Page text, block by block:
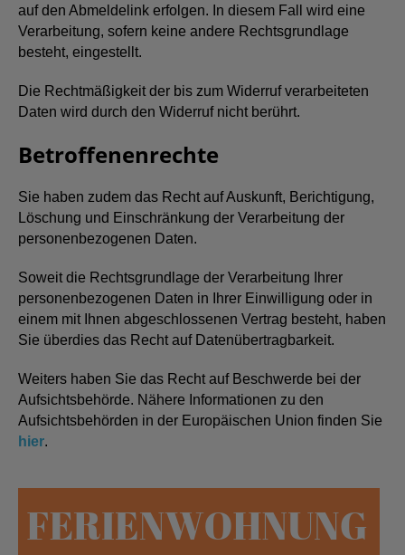
auf den Abmeldelink erfolgen. In diesem Fall wird eine
Verarbeitung, sofern keine andere Rechtsgrundlage
besteht, eingestellt.
Die Rechtmäßigkeit der bis zum Widerruf verarbeiteten
Daten wird durch den Widerruf nicht berührt.
Betroffenenrechte
Sie haben zudem das Recht auf Auskunft, Berichtigung,
Löschung und Einschränkung der Verarbeitung der
personenbezogenen Daten.
Soweit die Rechtsgrundlage der Verarbeitung Ihrer
personenbezogenen Daten in Ihrer Einwilligung oder in
einem mit Ihnen abgeschlossenen Vertrag besteht, haben
Sie überdies das Recht auf Datenübertragbarkeit.
Weiters haben Sie das Recht auf Beschwerde bei der
Aufsichtsbehörde. Nähere Informationen zu den
Aufsichtsbehörden in der Europäischen Union finden Sie
hier.